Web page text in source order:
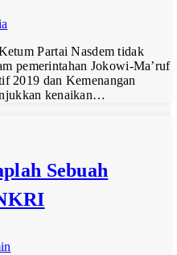
Partai Nasdem tidak
pemerintahan Jokowi-Ma’ruf
2019 dan Kemenangan
kenaikan…
Sebuah